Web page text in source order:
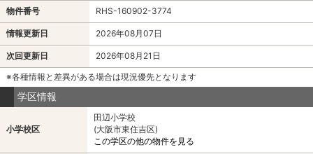
物件番号 RHS-160902-3774
情報更新日 2026年08月07日
次回更新日
2026年08月21日
※各種情報と差異がある場合は現況優先となります
学区情報
小学校区
田辺小学校
(大阪市東住吉区)
この学区の他の物件を見る